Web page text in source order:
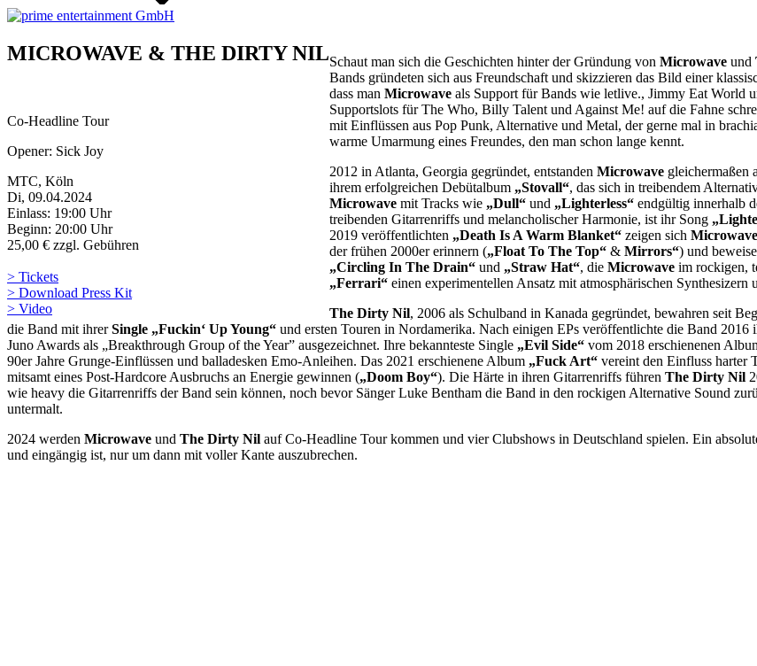
MICROWAVE & THE DIRTY NIL
Co-Headline Tour
Opener: Sick Joy
MTC, Köln
Di, 09.04.2024
Einlass: 19:00 Uhr
Beginn: 20:00 Uhr
25,00 € zzgl. Gebühren
> Tickets
> Download Press Kit
> Video
Schaut man sich die Geschichten hinter der Gründung von Microwave und
Bands gründeten sich aus Freundschaft und skizzieren das Bild einer
dass man Microwave als Support für Bands wie letlive., Jimmy Eat World
Supportslots für The Who, Billy Talent und Against Me! auf die Fahne
mit Einflüssen aus Pop Punk, Alternative und Metal, der gerne mal in
warme Umarmung eines Freundes, den man schon lange kennt.
2012 in Atlanta, Georgia gegründet, entstanden Microwave gleichermaßen
ihrem erfolgreichen Debütalbum „Stovall“, das sich in treibendem
Microwave mit Tracks wie „Dull“ und „Lighterless“ endgültig innerhalb
treibenden Gitarrenriffs und melancholischer Harmonie, ist ihr Song
2019 veröffentlichten „Death Is A Warm Blanket“ zeigen sich Microwave
der frühen 2000er erinnern („Float To The Top“ & Mirrors“) und
„Circling In The Drain“ und „Straw Hat“, die Microwave im rockigen,
„Ferrari“ einen experimentellen Ansatz mit atmosphärischen Synthesizern
The Dirty Nil, 2006 als Schulband in Kanada gegründet, bewahren seit
die Band mit ihrerSingle „Fuckin‘ Up Young“ und ersten Touren in Nordamerika. Nach einigen EPs veröffentlichte die Band 2016
Juno Awards als „Breakthrough Group of the Year” ausgezeichnet. Ihre bekannteste Single „Evil Side“ vom 2018 erschienenen
90er Jahre Grunge-Einflüssen und balladesken Emo-Anleihen. Das 2021 erschienene Album „Fuck Art“ vereint den Einfluss harter
mitsamt eines Post-Hardcore Ausbruchs an Energie gewinnen („Doom Boy“). Die Härte in ihren Gitarrenriffs führen The Dirty Nil
wie heavy die Gitarrenriffs der Band sein können, noch bevor Sänger Luke Bentham die Band in den rockigen Alternative Sound
untermalt.
2024 werden Microwave und The Dirty Nil auf Co-Headline Tour kommen und vier Clubshows in Deutschland spielen. Ein
und eingängig ist, nur um dann mit voller Kante auszubrechen.